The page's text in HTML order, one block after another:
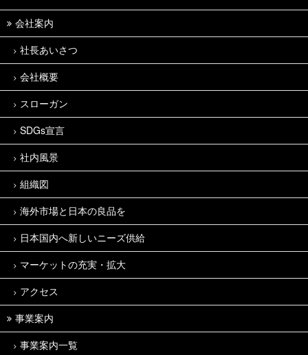
会社案内
社長あいさつ
会社概要
スローガン
SDGs宣言
社内風景
組織図
海外市場と日本の良品を
日本国内へ新しいニーズ供給
マーケットの充実・拡大
アクセス
事業案内
事業案内一覧